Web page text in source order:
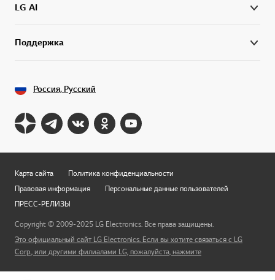
LG AI
Поддержка
Россия, Русский
Карта сайта
Политика конфиденциальности
Правовая информация
Персональные данные пользователей
ПРЕСС-РЕЛИЗЫ
Copyright © 2009-2025 LG Electronics. Все права защищены.
Это официальный сайт LG Electronics. Если вы хотите связаться с LG
Corp., или другими филиалами LG, пожалуйста, нажмите